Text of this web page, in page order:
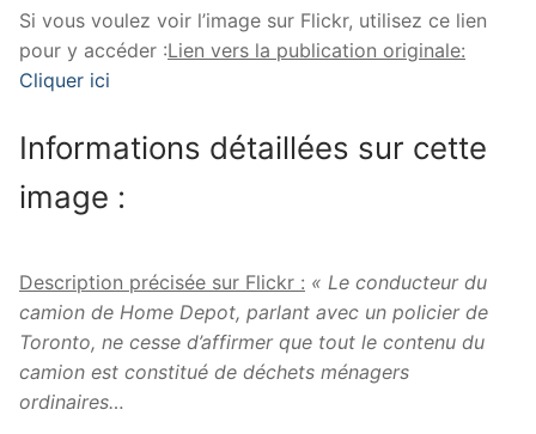
Si vous voulez voir l’image sur Flickr, utilisez ce lien
pour y accéder :Lien vers la publication originale:
Cliquer ici
Informations détaillées sur cette
image :
Description précisée sur Flickr : « Le conducteur du
camion de Home Depot, parlant avec un policier de
Toronto, ne cesse d’affirmer que tout le contenu du
camion est constitué de déchets ménagers
ordinaires…